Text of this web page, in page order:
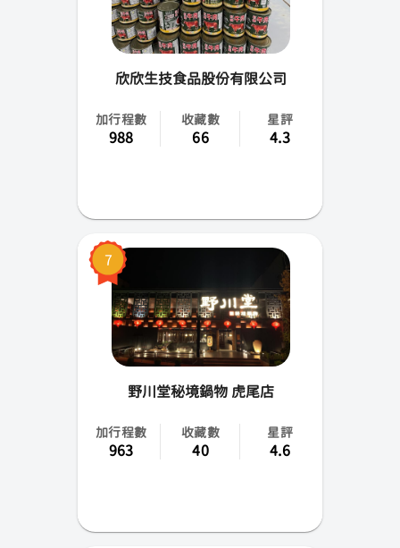
欣欣生技食品股份有限公司
加行程數
988
收藏數
66
星評
4.3
7
野川堂秘境鍋物 虎尾店
加行程數
963
收藏數
40
星評
4.6